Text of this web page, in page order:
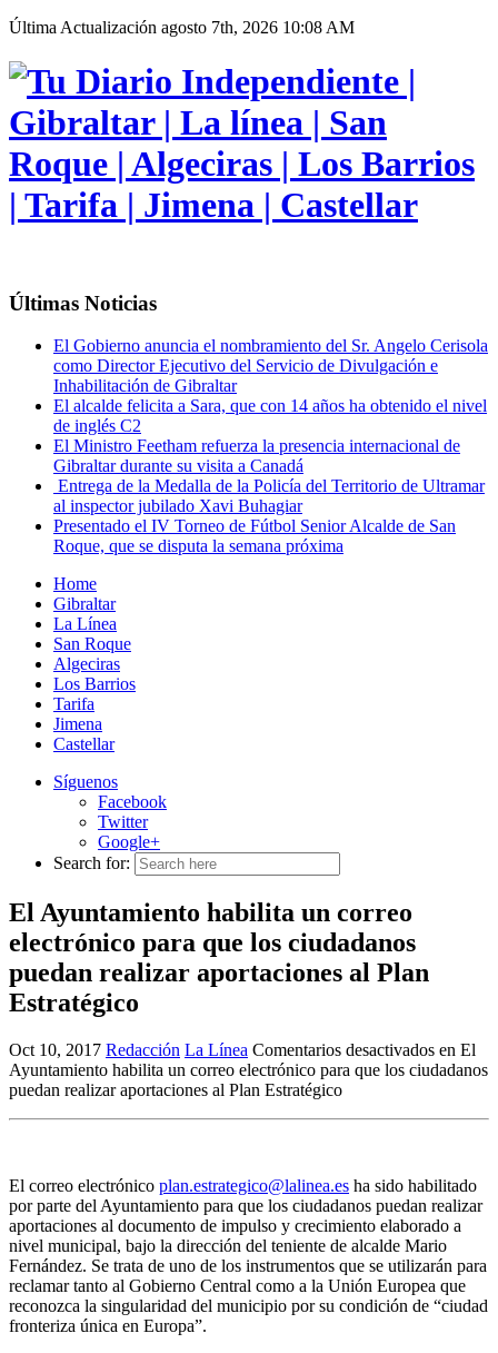
Última Actualización agosto 7th, 2026 10:08 AM
Últimas Noticias
El Gobierno anuncia el nombramiento del Sr. Angelo Cerisola
como Director Ejecutivo del Servicio de Divulgación e
Inhabilitación de Gibraltar
El alcalde felicita a Sara, que con 14 años ha obtenido el nivel
de inglés C2
El Ministro Feetham refuerza la presencia internacional de
Gibraltar durante su visita a Canadá
Entrega de la Medalla de la Policía del Territorio de Ultramar
al inspector jubilado Xavi Buhagiar
Presentado el IV Torneo de Fútbol Senior Alcalde de San
Roque, que se disputa la semana próxima
Home
Gibraltar
La Línea
San Roque
Algeciras
Los Barrios
Tarifa
Jimena
Castellar
Síguenos
Facebook
Twitter
Google+
Search for:
El Ayuntamiento habilita un correo
electrónico para que los ciudadanos
puedan realizar aportaciones al Plan
Estratégico
Oct 10, 2017 Redacción La Línea Comentarios desactivados en El
Ayuntamiento habilita un correo electrónico para que los ciudadanos
puedan realizar aportaciones al Plan Estratégico
El correo electrónico plan.estrategico@lalinea.es ha sido habilitado
por parte del Ayuntamiento para que los ciudadanos puedan realizar
aportaciones al documento de impulso y crecimiento elaborado a
nivel municipal, bajo la dirección del teniente de alcalde Mario
Fernández. Se trata de uno de los instrumentos que se utilizarán para
reclamar tanto al Gobierno Central como a la Unión Europea que
reconozca la singularidad del municipio por su condición de “ciudad
fronteriza única en Europa”.